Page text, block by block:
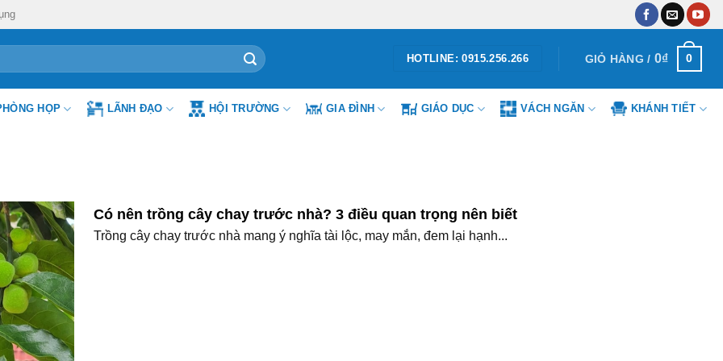
HOTLINE: 0915.256.266 GIỎ HÀNG / 0₫ 0
HỌP LÃNH ĐẠO HỘI TRƯỜNG GIA ĐÌNH GIÁO DỤC VÁCH NGĂN KHÁNH TIẾT
Có nên trồng cây chay trước nhà? 3 điều quan trọng nên biết
Trồng cây chay trước nhà mang ý nghĩa tài lộc, may mắn, đem lại hạnh...